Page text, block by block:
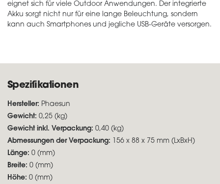
eignet sich für viele Outdoor Anwendungen. Der integrierte
Akku sorgt nicht nur für eine lange Beleuchtung, sondern
kann auch Smartphones und jegliche USB-Geräte versorgen.
Spezifikationen
Hersteller: Phaesun
Gewicht: 0,25 (kg)
Gewicht inkl. Verpackung: 0,40 (kg)
Abmessungen der Verpackung: 156 x 88 x 75 mm (LxBxH)
Länge: 0 (mm)
Breite: 0 (mm)
Höhe: 0 (mm)